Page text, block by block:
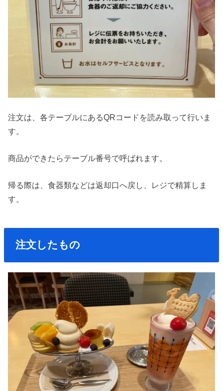
注文は、各テーブルにあるQRコードを読み取って行いま
す。
商品ができたらテーブル番号で呼ばれます。
帰る際は、食器類などは返却口へ戻し、レジで精算しま
す。
注文したもの